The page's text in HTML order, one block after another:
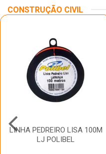
CONSTRUÇÃO CIVIL
LINHA PEDREIRO LISA 100M
LJ POLIBEL